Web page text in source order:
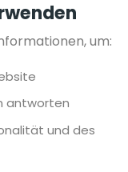
um:
antworten
und des